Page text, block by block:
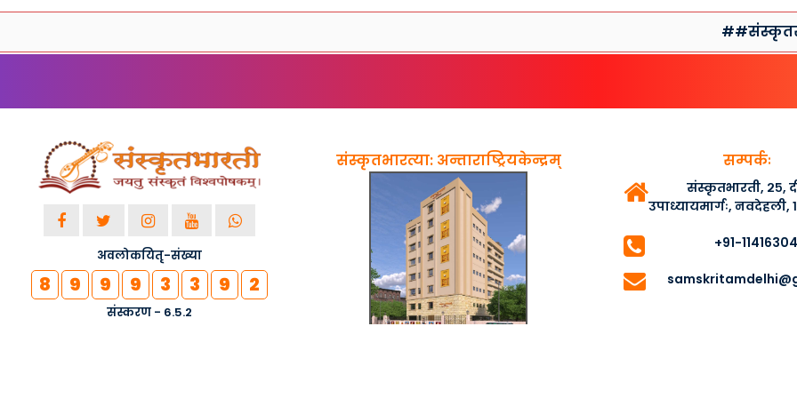
अवलोकयितृ-संख्या
8 9 9 9 3 3 9 2
संस्करण - 6.5.2
संस्कृतभारत्या: अन्ताराष्ट्रियकेन्द्रम् सम्पर्कः
संस्कृतभारती, २५,
उपाध्यायमार्गः, नवदेहली,
+91-